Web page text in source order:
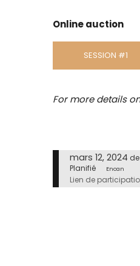
Online auction
SESSION #1
For more details
mars 12, 2024 de
Planifié Encan
Lien de